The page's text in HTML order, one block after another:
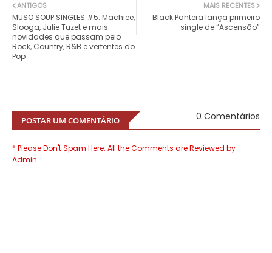
MAIS RECENTES
Black Pantera lança primeiro
single de “Ascensão”
ANTIGOS
MUSO SOUP SINGLES #5: Machiee,
Slooga, Julie Tuzet e mais
novidades que passam pelo
Rock, Country, R&B e vertentes do
Pop
POSTAR UM COMENTÁRIO 0 Comentários
* Please Don't Spam Here. All the Comments are Reviewed by
Admin.